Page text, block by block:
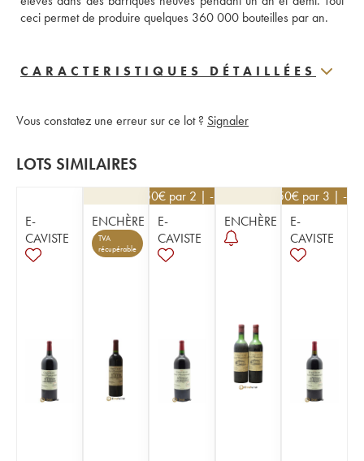
ceci permet de produire quelques 360 000 bouteilles par an.
CARACTERISTIQUES DÉTAILLÉES
Vous constatez une erreur sur ce lot ? Signaler
LOTS SIMILAIRES
E-
CAVISTE
ENCHÈRE
TVA
récupérable
76,50€ par 2 | -10%
E-
CAVISTE
ENCHÈRE
76,50€ par 3 | -
E-
CAVISTE